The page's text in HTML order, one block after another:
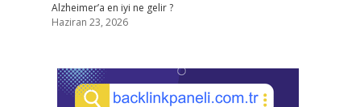
Alzheimer’a en iyi ne gelir ?
Haziran 23, 2026